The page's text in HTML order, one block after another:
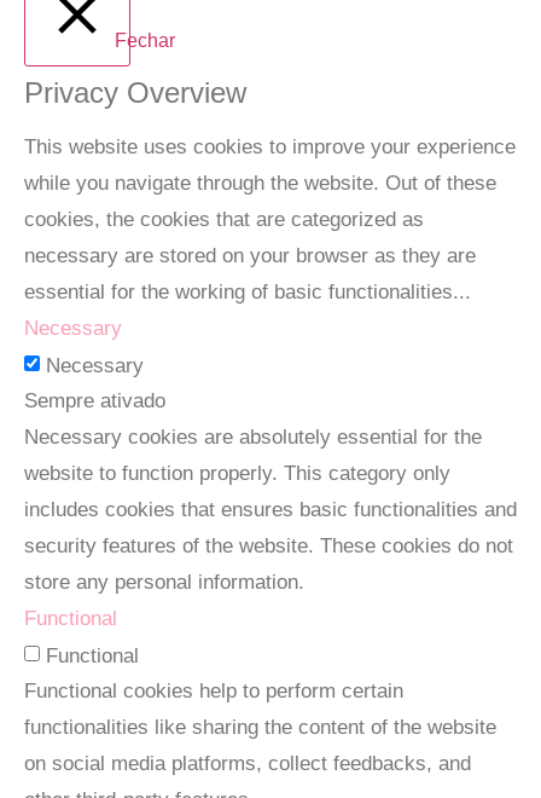
Fechar
Privacy Overview
This website uses cookies to improve your experience
while you navigate through the website. Out of these
cookies, the cookies that are categorized as
necessary are stored on your browser as they are
essential for the working of basic functionalities...
Necessary
Necessary
Sempre ativado
Necessary cookies are absolutely essential for the
website to function properly. This category only
includes cookies that ensures basic functionalities and
security features of the website. These cookies do not
store any personal information.
Functional
Functional
Functional cookies help to perform certain
functionalities like sharing the content of the website
on social media platforms, collect feedbacks, and